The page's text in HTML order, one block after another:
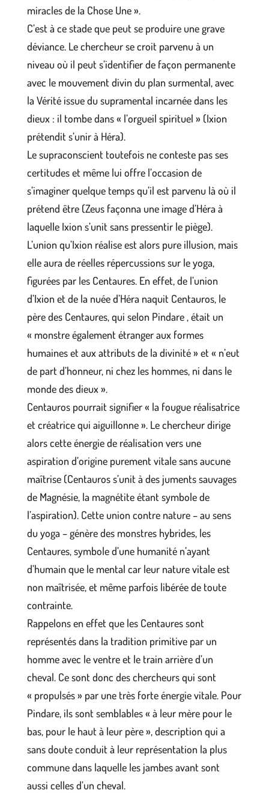
miracles de la Chose Une ».
C’est à ce stade que peut se produire une grave
déviance. Le chercheur se croit parvenu à un
niveau où il peut s’identifier de façon permanente
avec le mouvement divin du plan surmental, avec
la Vérité issue du supramental incarnée dans les
dieux : il tombe dans « l’orgueil spirituel » (Ixion
prétendit s’unir à Héra).
Le supraconscient toutefois ne conteste pas ses
certitudes et même lui offre l’occasion de
s’imaginer quelque temps qu’il est parvenu là où il
prétend être (Zeus façonna une image d’Héra à
laquelle Ixion s’unit sans pressentir le piège).
L’union qu’Ixion réalise est alors pure illusion, mais
elle aura de réelles répercussions sur le yoga,
figurées par les Centaures. En effet, de l’union
d’Ixion et de la nuée d’Héra naquit Centauros, le
père des Centaures, qui selon Pindare , était un
« monstre également étranger aux formes
humaines et aux attributs de la divinité » et « n’eut
de part d’honneur, ni chez les hommes, ni dans le
monde des dieux ».
Centauros pourrait signifier « la fougue réalisatrice
et créatrice qui aiguillonne ». Le chercheur dirige
alors cette énergie de réalisation vers une
aspiration d’origine purement vitale sans aucune
maîtrise (Centauros s’unit à des juments sauvages
de Magnésie, la magnétite étant symbole de
l’aspiration). Cette union contre nature – au sens
du yoga – génère des monstres hybrides, les
Centaures, symbole d’une humanité n’ayant
d’humain que le mental car leur nature vitale est
non maîtrisée, et même parfois libérée de toute
contrainte.
Rappelons en effet que les Centaures sont
représentés dans la tradition primitive par un
homme avec le ventre et le train arrière d’un
cheval. Ce sont donc des chercheurs qui sont
« propulsés » par une très forte énergie vitale. Pour
Pindare, ils sont semblables « à leur mère pour le
bas, pour le haut à leur père », description qui a
sans doute conduit à leur représentation la plus
commune dans laquelle les jambes avant sont
aussi celles d’un cheval.